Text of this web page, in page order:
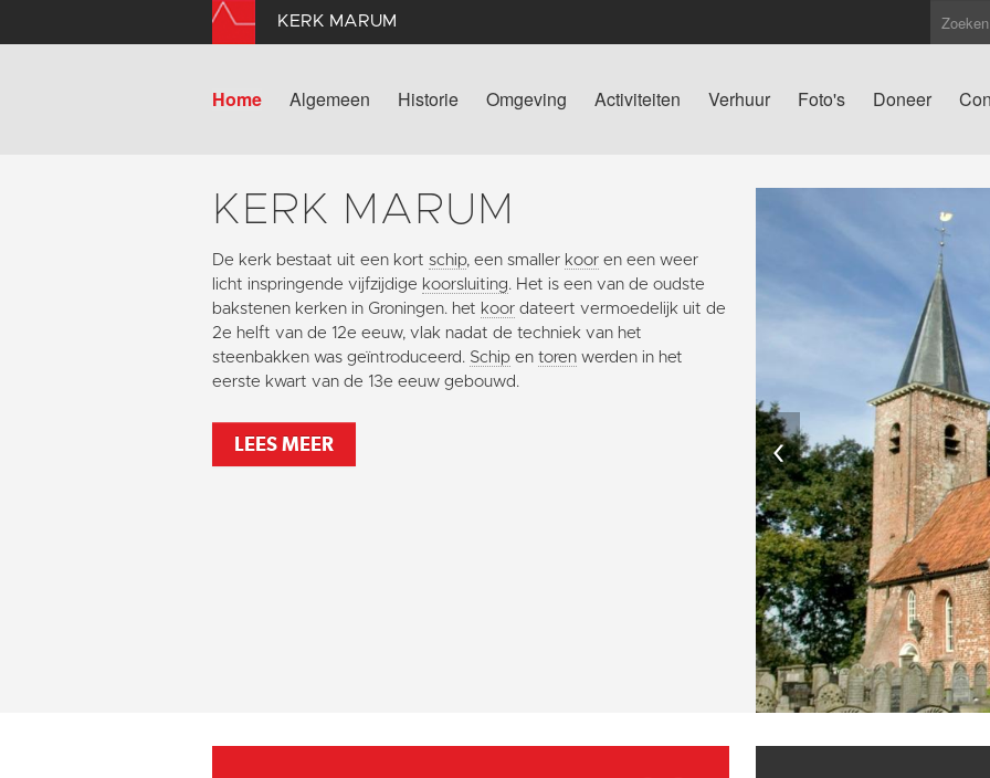
KERK MARUM
Home Algemeen Historie Omgeving Activiteiten Verhuur Foto's Doneer
KERK MARUM
De kerk bestaat uit een kort schip, een smaller koor en een weer
licht inspringende vijfzijdige koorsluiting. Het is een van de oudste
bakstenen kerken in Groningen. het koor dateert vermoedelijk uit de
2e helft van de 12e eeuw, vlak nadat de techniek van het
steenbakken was geïntroduceerd. Schip en toren werden in het
eerste kwart van de 13e eeuw gebouwd.
LEES MEER ‹